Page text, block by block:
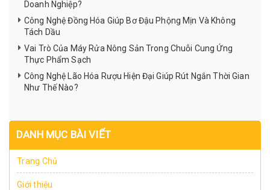
Doanh Nghiệp?
Công Nghệ Đồng Hóa Giúp Bơ Đậu Phộng Mịn Và Không
Tách Dầu
Vai Trò Của Máy Rửa Nông Sản Trong Chuỗi Cung Ứng
Thực Phẩm Sạch
Công Nghệ Lão Hóa Rượu Hiện Đại Giúp Rút Ngắn Thời Gian
Như Thế Nào?
DANH MỤC BÀI VIẾT
Trang Chủ
Giới thiệu